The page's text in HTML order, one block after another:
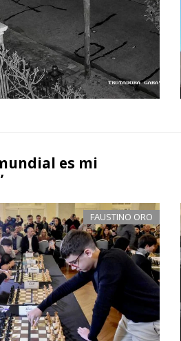
es mi
FAUSTINO ORO